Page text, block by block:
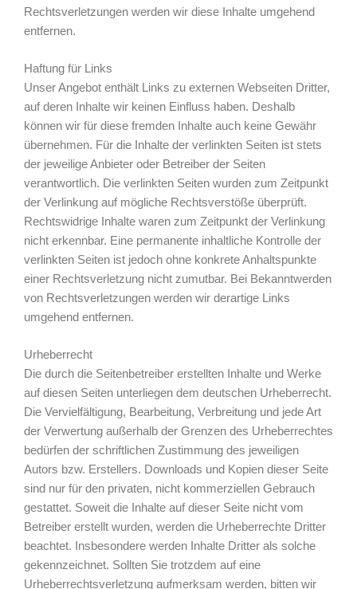
Rechtsverletzungen werden wir diese Inhalte umgehend
entfernen.
Haftung für Links
Unser Angebot enthält Links zu externen Webseiten Dritter,
auf deren Inhalte wir keinen Einfluss haben. Deshalb
können wir für diese fremden Inhalte auch keine Gewähr
übernehmen. Für die Inhalte der verlinkten Seiten ist stets
der jeweilige Anbieter oder Betreiber der Seiten
verantwortlich. Die verlinkten Seiten wurden zum Zeitpunkt
der Verlinkung auf mögliche Rechtsverstöße überprüft.
Rechtswidrige Inhalte waren zum Zeitpunkt der Verlinkung
nicht erkennbar. Eine permanente inhaltliche Kontrolle der
verlinkten Seiten ist jedoch ohne konkrete Anhaltspunkte
einer Rechtsverletzung nicht zumutbar. Bei Bekanntwerden
von Rechtsverletzungen werden wir derartige Links
umgehend entfernen.
Urheberrecht
Die durch die Seitenbetreiber erstellten Inhalte und Werke
auf diesen Seiten unterliegen dem deutschen Urheberrecht.
Die Vervielfältigung, Bearbeitung, Verbreitung und jede Art
der Verwertung außerhalb der Grenzen des Urheberrechtes
bedürfen der schriftlichen Zustimmung des jeweiligen
Autors bzw. Erstellers. Downloads und Kopien dieser Seite
sind nur für den privaten, nicht kommerziellen Gebrauch
gestattet. Soweit die Inhalte auf dieser Seite nicht vom
Betreiber erstellt wurden, werden die Urheberrechte Dritter
beachtet. Insbesondere werden Inhalte Dritter als solche
gekennzeichnet. Sollten Sie trotzdem auf eine
Urheberrechtsverletzung aufmerksam werden, bitten wir